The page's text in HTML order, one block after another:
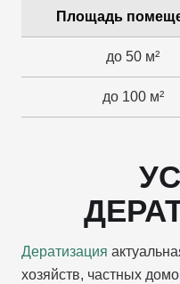
Площадь
до 50 м²
до 100 м²
Дератизация
хозяйств, частных